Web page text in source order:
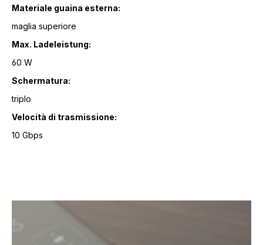
Materiale guaina esterna:
maglia superiore
Max. Ladeleistung:
60 W
Schermatura:
triplo
Velocità di trasmissione:
10 Gbps